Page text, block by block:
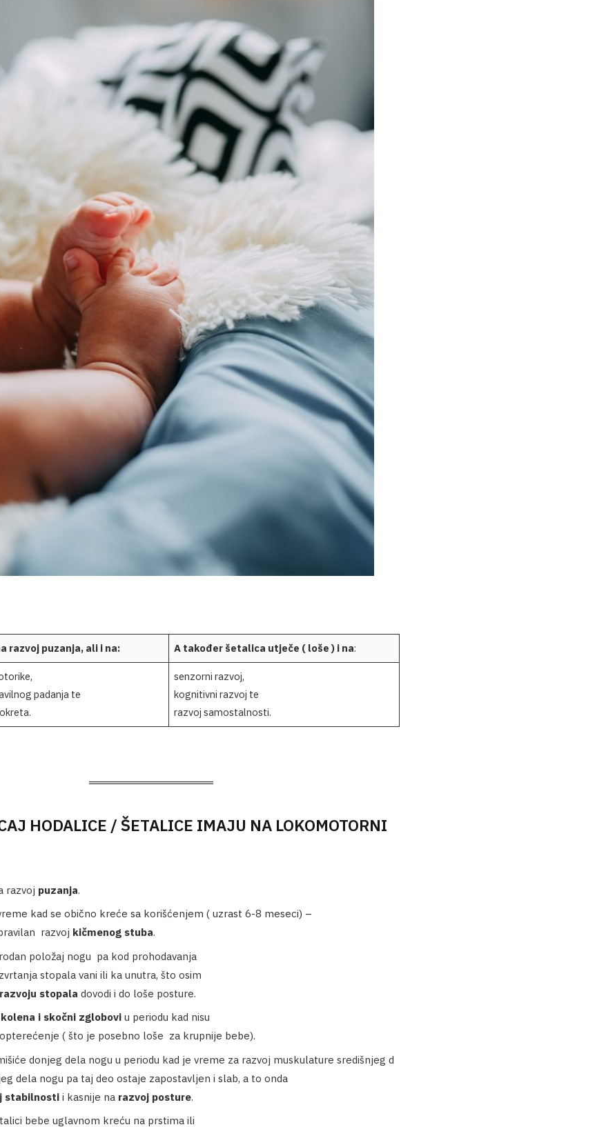
razvoj puzanja, ali i na: A također šetalica utječe ( loše ) i na:
padanja te
senzorni razvoj,
kognitivni razvoj te
razvoj samostalnosti.
HODALICE / ŠETALICE IMAJU NA LOKOMOTORNI
razvoj puzanja.
kad se obično kreće sa korišćenjem ( uzrast 6-8 meseci) –
razvoj kičmenog stuba.
položaj nogu pa kod prohodavanja
stopala vani ili ka unutra, što osim
razvoju stopala dovodi i do loše posture.
kolena i skočni zglobovi u periodu kad nisu
( što je posebno loše za krupnije bebe).
donjeg dela nogu u periodu kad je vreme za razvoj muskulature središnjeg d
dela nogu pa taj deo ostaje zapostavljen i slab, a to onda
stabilnosti i kasnije na razvoj posture.
bebe uglavnom kreću na prstima ili